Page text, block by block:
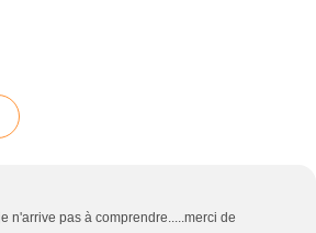
n'arrive pas à comprendre.....merci de